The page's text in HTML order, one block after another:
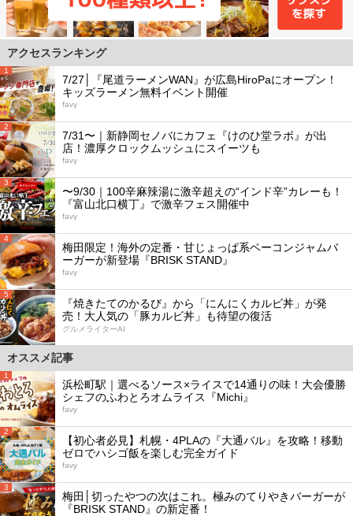
アクセスランキング
1
7/27│『尾道ラーメンWAN』が広島HiroPaにオープン！
キッズラーメン無料イベント開催
favy
2
7/31〜｜新静岡セノバにカフェ『けのひ堂ラボ』が出
店！濃厚クロックムッシュにスイーツも
favy
3
〜9/30｜100辛麻辣湯に激辛超えの“インド辛”カレーも！
『富山北口横丁』で激辛フェス開催中
favy
4
梅田限定！海外の定番・甘じょっぱ系ベーコンジャムバ
ーガーが新登場『BRISK STAND』
favy
5
『焼きたてのかるび』から「にんにくカルビ丼」が発
売！大人気の「豚カルビ丼」も待望の復活
グルメライターAI
オススメ記事
1
浜松町駅｜選べるソース×ライスで14通りの味！大会優勝
シェフのふわとろオムライス『Michi』
favy
2
【初心者必見】札幌・4PLAの『大通バル』を攻略！移動
ゼロでハシゴ飯を楽しむ完全ガイド
favy
3
梅田│切ったやつの次はこれ。極みのてりやきバーガーが
『BRISK STAND』の新定番！